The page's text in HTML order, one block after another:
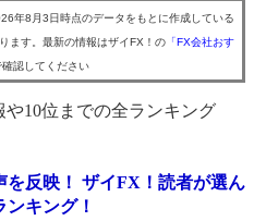
年8月3日時点のデータをもとに作成している
ます。最新の情報はザイFX！の 「FX会社おす
認してください
10位までの全ランキング
反映！ ザイFX！読者が選ん
キング！